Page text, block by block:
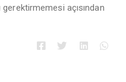
açısından